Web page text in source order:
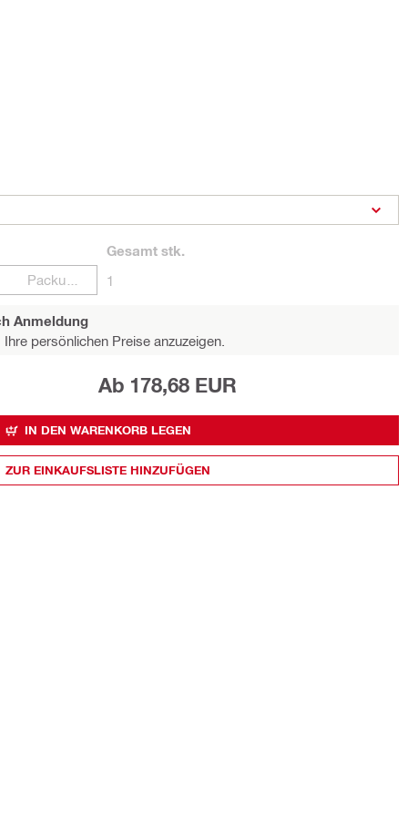
Gesamt stk.
1
Anmeldung
persönlichen Preise anzuzeigen.
Ab 178,68 EUR
IN DEN WARENKORB LEGEN
ZUR EINKAUFSLISTE HINZUFÜGEN